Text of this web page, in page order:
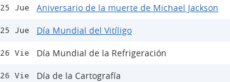
25 Jue Aniversario de la muerte de Michael Jackson
25 Jue Día Mundial del Vitíligo
26 Vie Día Mundial de la Refrigeración
26 Vie Día de la Cartografía